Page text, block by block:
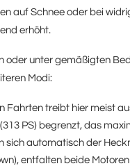
auf Schnee oder bei
erhöht.
oder unter gemäßigten
Modi:
Fahrten treibt hier meist
PS) begrenzt, das
sich automatisch der
entfalten beide Motoren